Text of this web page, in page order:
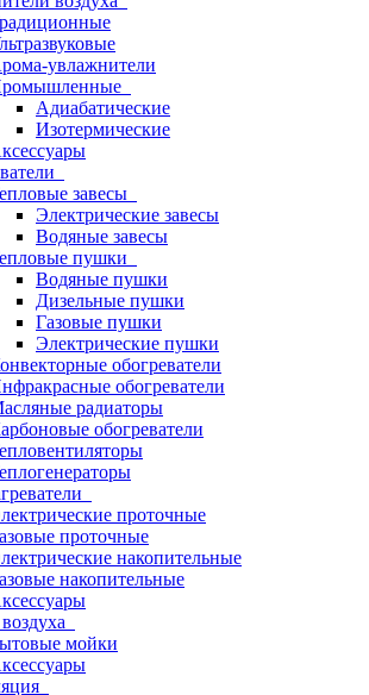
увлажнители
Адиабатические
Изотермические
завесы
Электрические завесы
Водяные завесы
пушки
Водяные пушки
Дизельные пушки
Газовые пушки
Электрические пушки
обогреватели
обогреватели
радиаторы
обогреватели
проточные
проточные
накопительные
накопительные
мойки